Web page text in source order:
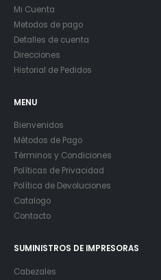
Mi Cuenta
Metodos de pago
Detalles de cuenta
Direcciones
Historial de Pedidos
MENU
Bienvenidos
Métodos de Pago
Términos y Condiciones
Políticas de Privacidad
Política de Devoluciones
Catalogo
Contacto
SUMINISTROS DE IMPRESORAS
Cabezales